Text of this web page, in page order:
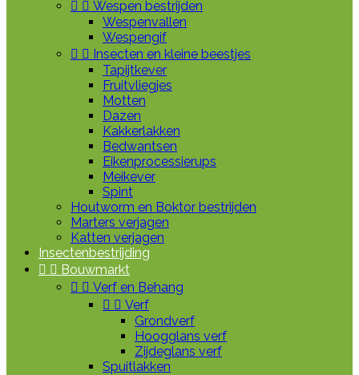
  Wespen bestrijden
Wespenvallen
Wespengif
  Insecten en kleine beestjes
Tapijtkever
Fruitvliegjes
Motten
Dazen
Kakkerlakken
Bedwantsen
Eikenprocessierups
Meikever
Spint
Houtworm en Boktor bestrijden
Marters verjagen
Katten verjagen
Insectenbestrijding
  Bouwmarkt
  Verf en Behang
  Verf
Grondverf
Hoogglans verf
Zijdeglans verf
Spuitlakken